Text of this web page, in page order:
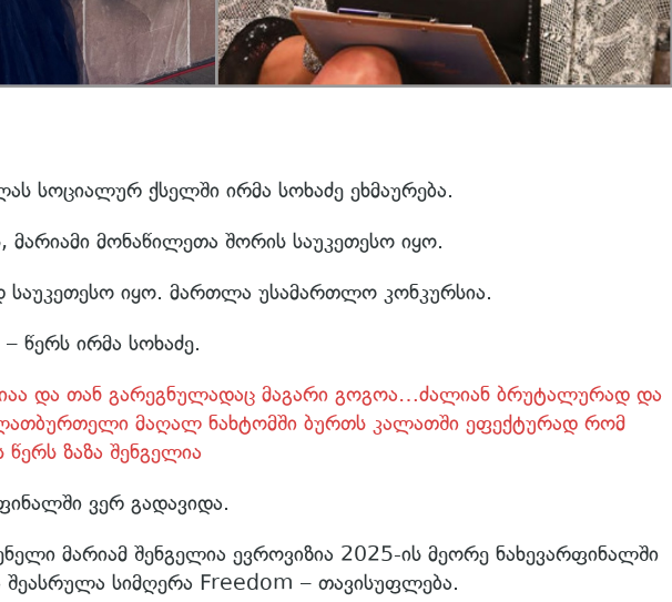
სოციალურ ქსელში ირმა სოხაძე ეხმაურება.
მარიამი მონაწილეთა შორის საუკეთესო იყო.
საუკეთესო იყო. მართლა უსამართლო კონკურსია.
წერს ირმა სოხაძე.
და თან გარეგნულადაც მაგარი გოგოა…ძალიან ბრუტალურად და
მაღალ ნახტომში ბურთს კალათში ეფექტურად რომ
წერს ზაზა შენგელია
ვერ გადავიდა.
მარიამ შენგელია ევროვიზია 2025-ის მეორე ნახევარფინალში
სიმღერა Freedom – თავისუფლება.